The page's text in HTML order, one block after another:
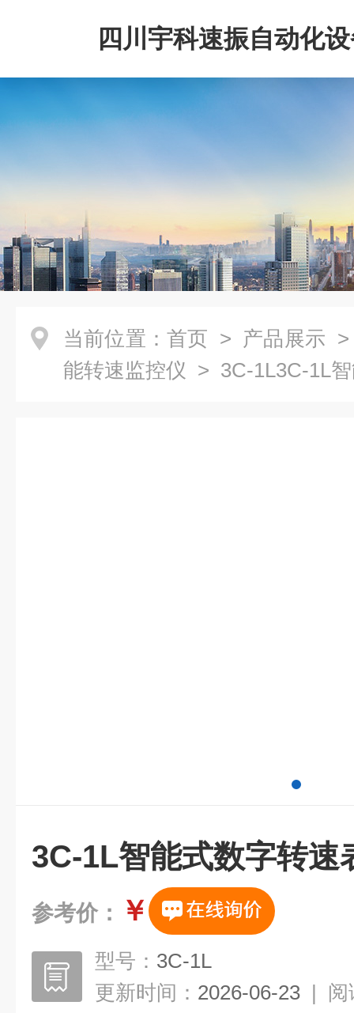
四川宇科速振自动化
公司
当前位置： 首页 > 产品展示
能转速监控仪 > 3C-1L3C-1L
3C-1L智能式数字转速
参考价： ￥
型号： 3C-1L
更新时间： 2026-06-23 | 阅